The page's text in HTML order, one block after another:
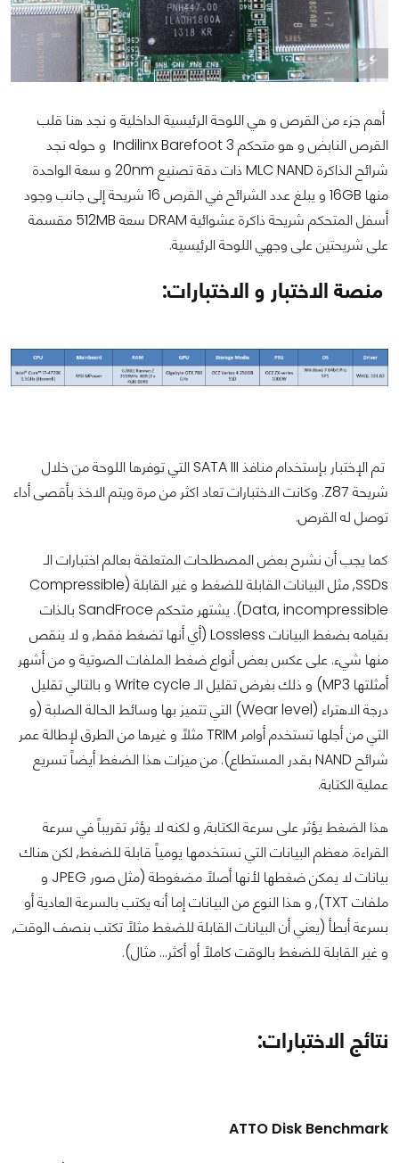
أهم جزء من القرص و هي اللوحة الرئيسية الداخلية و نجد هنا قلب
القرص النابض و هو متحكم Indilinx Barefoot 3 و حوله نجد
شرائح الذاكرة MLC NAND ذات دقة تصنيع 20nm و سعة الواحدة
منها 16GB و يبلغ عدد الشرائح في القرص 16 شريحة إلى جانب وجود
أسفل المتحكم شريحة ذاكرة عشوائية DRAM سعة 512MB مقسمة
على شريحتين على وجهي اللوحة الرئيسية.
منصة الاختبار و الاختبارات:
تم الإختبار بإستخدام منافذ SATA III التي توفرها اللوحة من خلال
شريحة Z87. وكانت الاختبارات تعاد اكثر من مرة ويتم الاخذ بأقصى أداء
توصل له القرص.
كما يجب أن نشرح بعض المصطلحات المتعلقة بعالم اختبارات الـ
SSDs, مثل البيانات القابلة للضغط و غير القابلة (Compressible
Data, incompressible). يشتهر متحكم SandFroce بالذات
بقيامه بضغط البيانات Lossless (أي أنها تضغط فقط, و لا ينقص
منها شيء. على عكس بعض أنواع ضغط الملفات الصوتية و من أشهر
أمثلتها MP3) و ذلك بغرض تقليل الـ Write cycle و بالتالي تقليل
درجة الاهتراء (Wear level) التي تتميز بها وسائط الحالة الصلبة (و
التي من أجلها تستخدم أوامر TRIM مثلاً و غيرها من الطرق لإطالة عمر
شرائح NAND بقدر المستطاع). من ميزات هذا الضغط أيضاً تسريع
عملية الكتابة.
هذا الضغط يؤثر على سرعة الكتابة, و لكنه لا يؤثر تقريباً في سرعة
القراءة. معظم البيانات التي نستخدمها يومياً قابلة للضغط, لكن هناك
بيانات لا يمكن ضغطها لأنها أصلاً مضغوطة (مثل صور JPEG و
ملفات TXT), و هذا النوع من البيانات إما أنه يكتب بالسرعة العادية أو
بسرعة أبطأ (يعني أن البيانات القابلة للضغط مثلاً تكتب بنصف الوقت,
و غير القابلة للضغط بالوقت كاملاً أو أكثر... مثال).
نتائج الاختبارات:
ATTO Disk Benchmark